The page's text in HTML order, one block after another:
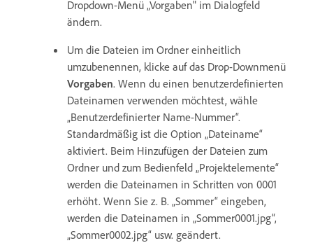
Dropdown-Menü „Vorgaben" im Dialogfeld
ändern.
Um die Dateien im Ordner einheitlich
umzubenennen, klicke auf das Drop-Downmenü
Vorgaben. Wenn du einen benutzerdefinierten
Dateinamen verwenden möchtest, wähle
„Benutzerdefinierter Name-Nummer“.
Standardmäßig ist die Option „Dateiname“
aktiviert. Beim Hinzufügen der Dateien zum
Ordner und zum Bedienfeld „Projektelemente“
werden die Dateinamen in Schritten von 0001
erhöht. Wenn Sie z. B. „Sommer“ eingeben,
werden die Dateinamen in „Sommer0001.jpg“,
„Sommer0002.jpg“ usw. geändert.